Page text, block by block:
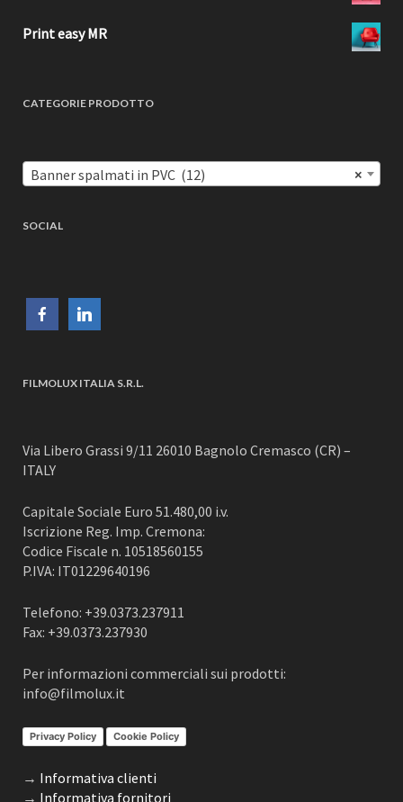
Print easy MR
CATEGORIE PRODOTTO
×
Banner spalmati in PVC (12)
SOCIAL
FILMOLUX ITALIA S.R.L.
Via Libero Grassi 9/11 26010 Bagnolo Cremasco (CR) –
ITALY
Capitale Sociale Euro 51.480,00 i.v.
Iscrizione Reg. Imp. Cremona:
Codice Fiscale n. 10518560155
P.IVA: IT01229640196
Telefono: +39.0373.237911
Fax: +39.0373.237930
Per informazioni commerciali sui prodotti:
info@filmolux.it
Privacy Policy Cookie Policy
→ Informativa clienti
→ Informativa fornitori